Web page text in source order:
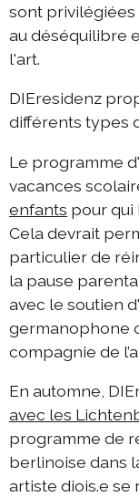
DIEresidenz
DIEresidenz
2024
2024
2024
2023 échange
2023
2023
2023
2023
2022
2022 échange
DIEresidenz
sont
au déséquilibre
l'art.
DIEresidenz
différents types
Le programme
vacances
enfants pour qui
Cela devrait
particulier de
la pause
avec le soutien
germanophone
compagnie de
En automne,
avec les
programme de
berlinoise dans
artiste diois.e se